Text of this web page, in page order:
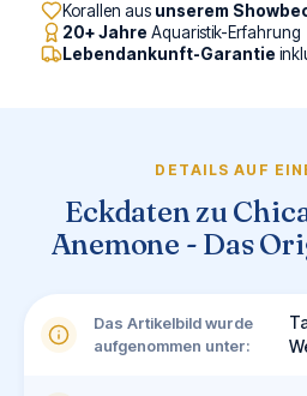
Korallen aus unserem
20+ Jahre Aquaristik-Erfahrung
Lebendankunft-Garantie
DETAILS AUF
Eckdaten zu
Anemone - Das
Das Artikelbild wurde
aufgenommen unter: